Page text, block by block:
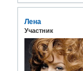
Лена
Участник